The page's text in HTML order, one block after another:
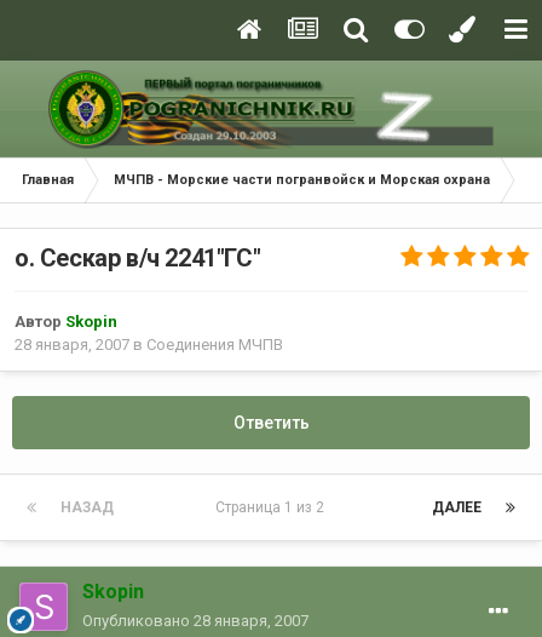
Главная МЧПВ - Морские части погранвойск и Морская охрана
о. Сескар в/ч 2241"ГС"
Автор Skopin
28 января, 2007 в Соединения МЧПВ
Ответить
НАЗАД ДАЛЕЕ
Страница 1 из 2
Skopin
Опубликовано 28 января, 2007